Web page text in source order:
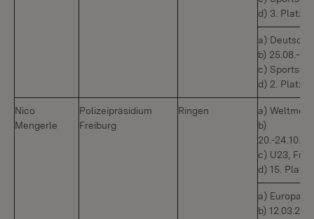
d) 3. Platz;
a)
b) 25.08.-
c)
d) 2. Platz;
Nico
Mengerle
Polizeipräsidium
Freiburg
Ringen
a)
b)
20.-
c) U23,
d) 15. Platz
a)
b)